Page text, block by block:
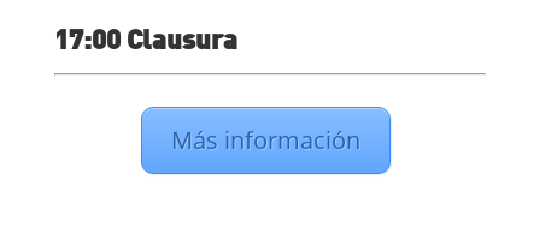
17:00 Clausura
Más información